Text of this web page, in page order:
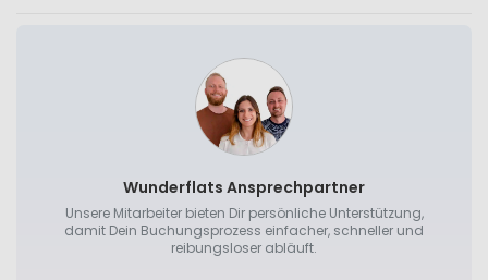
Wunderflats Ansprechpartner
Unsere Mitarbeiter bieten Dir persönliche Unterstützung,
damit Dein Buchungsprozess einfacher, schneller und
reibungsloser abläuft.